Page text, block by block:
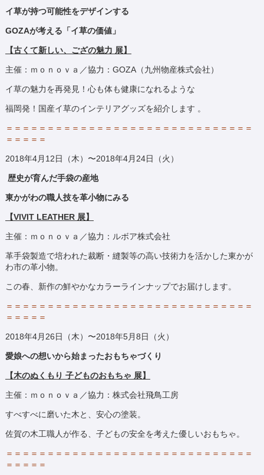
イ草が持つ可能性をデザインする
GOZAが考える「イ草の価値」
【古くて新しい、ござの魅力 展】
主催：ｍｏｎｏｖａ／協力：GOZA（九州物産株式会社）
イ草の魅力を再発見！心も体も健康になれるような
福岡発！国産イ草のインテリアグッズを紹介します 。
＝＝＝＝＝＝＝＝＝＝＝＝＝＝＝＝＝＝＝＝＝＝＝＝＝＝＝＝＝＝
＝＝＝＝＝
2018年4月12日（木）〜2018年4月24日（火）
歴史が育んだ手袋の産地
東かがわの職人技を革小物にみる
【VIVIT LEATHER 展】
主催：ｍｏｎｏｖａ／協力：ルボア株式会社
革手袋製造で培われた裁断・縫製等の高い技術力を活かした東かが
わ市の革小物。
この春、新作の鮮やかなカラーラインナップでお届けします。
＝＝＝＝＝＝＝＝＝＝＝＝＝＝＝＝＝＝＝＝＝＝＝＝＝＝＝＝＝＝
＝＝＝＝＝
2018年4月26日（木）〜2018年5月8日（火）
愛娘への想いから始まったおもちゃづくり
【木のぬくもり 子どものおもちゃ 展】
主催：ｍｏｎｏｖａ／協力：株式会社飛鳥工房
すべすべに磨いた木と、安心の塗装。
佐賀の木工職人が作る、子どもの安全を考えた優しいおもちゃ。
＝＝＝＝＝＝＝＝＝＝＝＝＝＝＝＝＝＝＝＝＝＝＝＝＝＝＝＝＝＝
＝＝＝＝＝